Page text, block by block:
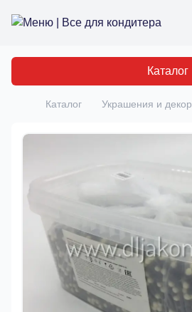
Все для кондитера
Каталог
Главная
Каталог Украшения и декор